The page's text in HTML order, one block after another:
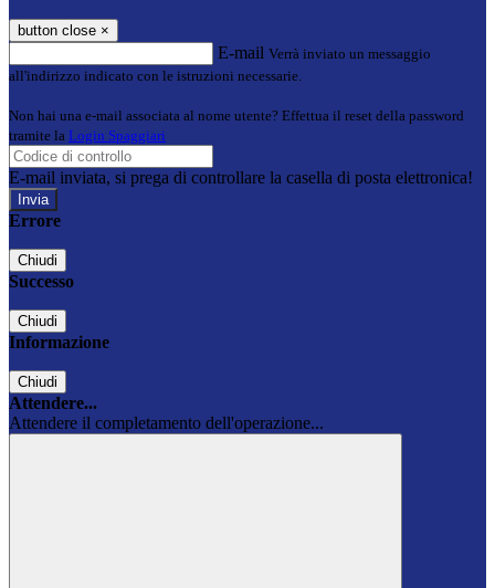
button close ×
E-mail Verrà inviato un messaggio
all'indirizzo indicato con le istruzioni necessarie.
Non hai una e-mail associata al nome utente? Effettua il reset della password
tramite la Login Spaggiari
E-mail inviata, si prega di controllare la casella di posta elettronica!
Errore
Chiudi
Successo
Chiudi
Informazione
Chiudi
Attendere...
Attendere il completamento dell'operazione...